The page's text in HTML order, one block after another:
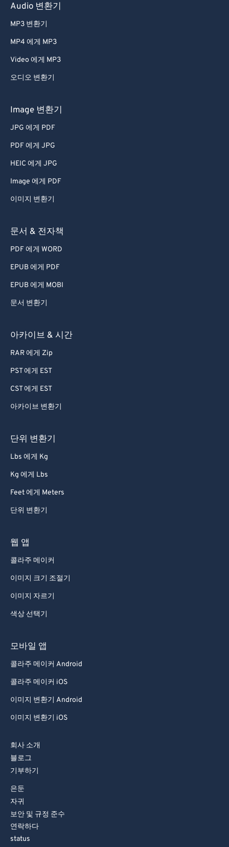
Audio 변환기
MP3 변환기
MP4 에게 MP3
Video 에게 MP3
오디오 변환기
Image 변환기
JPG 에게 PDF
PDF 에게 JPG
HEIC 에게 JPG
Image 에게 PDF
이미지 변환기
문서 & 전자책
PDF 에게 WORD
EPUB 에게 PDF
EPUB 에게 MOBI
문서 변환기
아카이브 & 시간
RAR 에게 Zip
PST 에게 EST
CST 에게 EST
아카이브 변환기
단위 변환기
Lbs 에게 Kg
Kg 에게 Lbs
Feet 에게 Meters
단위 변환기
웹 앱
콜라주 메이커
이미지 크기 조절기
이미지 자르기
색상 선택기
모바일 앱
콜라주 메이커 Android
콜라주 메이커 iOS
이미지 변환기 Android
이미지 변환기 iOS
회사 소개
블로그
기부하기
은둔
자귀
보안 및 규정 준수
연락하다
status